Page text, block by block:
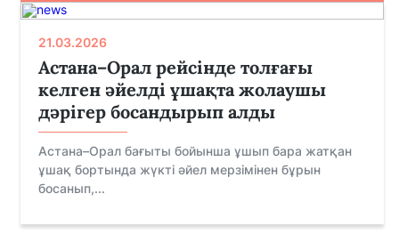
21.03.2026
Астана–Орал рейсінде толғағы
келген әйелді ұшақта жолаушы
дәрігер босандырып алды
Астана–Орал бағыты бойынша ұшып бара жатқан
ұшақ бортында жүкті әйел мерзімінен бұрын
босанып,...